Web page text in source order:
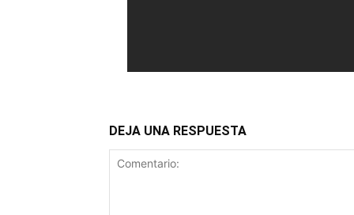
DEJA UNA RESPUESTA